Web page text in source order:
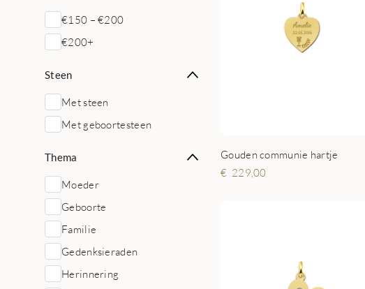
€150 – €200
€200+
Steen
Met steen
Met geboortesteen
Thema
Moeder
Geboorte
Familie
Gedenksieraden
Herinnering
Gouden communie hartje
229,00